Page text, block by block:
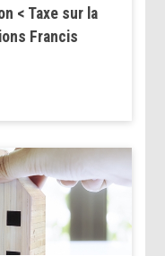
< Taxe sur la
Francis